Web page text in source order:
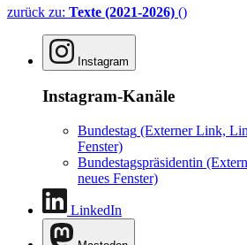
zurück zu: Texte (2021-2026) ()
Instagram
Instagram-Kanäle
Bundestag (Externer Link,
Fenster)
Bundestagspräsidentin
neues Fenster)
LinkedIn